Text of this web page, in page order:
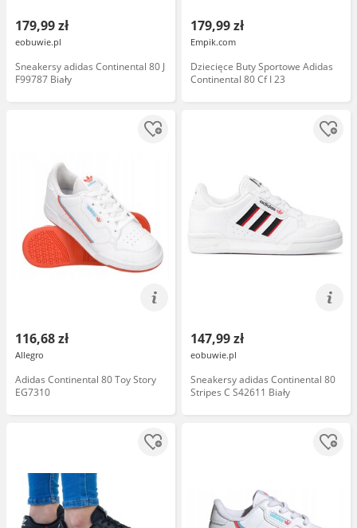
179,99 zł
eobuwie.pl
Sneakersy adidas Continental 80 J
F99787 Biały
179,99 zł
Empik.com
Dziecięce Buty Sportowe Adidas
Continental 80 Cf I 23
116,68 zł
Allegro
Adidas Continental 80 Toy Story
EG7310
147,99 zł
eobuwie.pl
Sneakersy adidas Continental 80
Stripes C S42611 Biały